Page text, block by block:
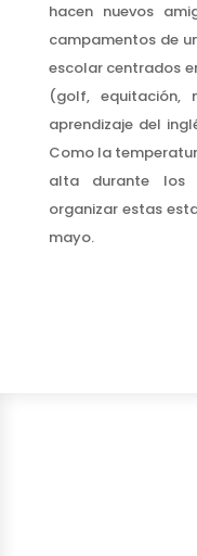
hacen nuevos
campamentos de
escolar centrados
(golf, equitación,
aprendizaje del
Como la
alta durante los
organizar estas
mayo.